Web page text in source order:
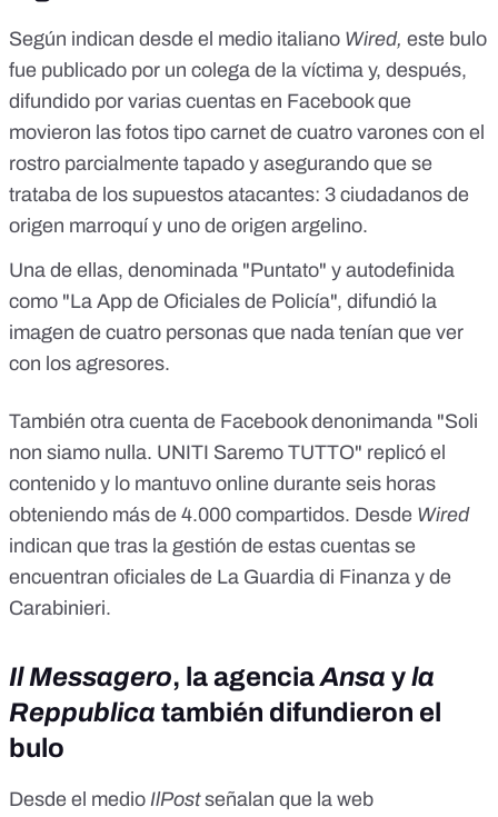
Según indican desde el medio italiano Wired, este bulo
fue publicado por un colega de la víctima y, después,
difundido por varias cuentas en Facebook que
movieron las fotos tipo carnet de cuatro varones con el
rostro parcialmente tapado y asegurando que se
trataba de los supuestos atacantes: 3 ciudadanos de
origen marroquí y uno de origen argelino.
Una de ellas, denominada "Puntato" y autodefinida
como "La App de Oficiales de Policía", difundió la
imagen de cuatro personas que nada tenían que ver
con los agresores.
También otra cuenta de Facebook denonimanda "Soli
non siamo nulla. UNITI Saremo TUTTO" replicó el
contenido y lo mantuvo online durante seis horas
obteniendo más de 4.000 compartidos. Desde Wired
indican que tras la gestión de estas cuentas se
encuentran oficiales de La Guardia di Finanza y de
Carabinieri.
Il Messagero, la agenciaAnsa yla
Reppublica también difundieron el
bulo
Desde el medio IlPost señalan que la web